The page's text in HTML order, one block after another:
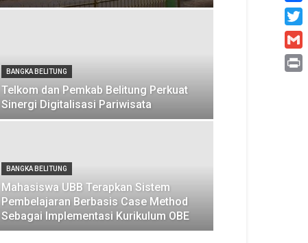
BANGKA BELITUNG
Telkom dan Pemkab Belitung Perkuat
Sinergi Digitalisasi Pariwisata
BANGKA BELITUNG
Mahasiswa UBB Terapkan Sistem
Pembelajaran Berbasis Case Method
Sebagai Implementasi Kurikulum OBE